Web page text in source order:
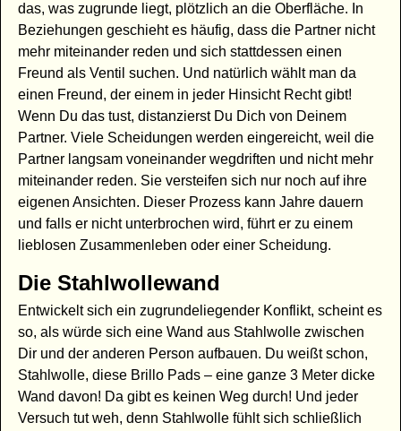
das, was zugrunde liegt, plötzlich an die Oberfläche. In
Beziehungen geschieht es häufig, dass die Partner nicht
mehr miteinander reden und sich stattdessen einen
Freund als Ventil suchen. Und natürlich wählt man da
einen Freund, der einem in jeder Hinsicht Recht gibt!
Wenn Du das tust, distanzierst Du Dich von Deinem
Partner. Viele Scheidungen werden eingereicht, weil die
Partner langsam voneinander wegdriften und nicht mehr
miteinander reden. Sie versteifen sich nur noch auf ihre
eigenen Ansichten. Dieser Prozess kann Jahre dauern
und falls er nicht unterbrochen wird, führt er zu einem
lieblosen Zusammenleben oder einer Scheidung.
Die Stahlwollewand
Entwickelt sich ein zugrundeliegender Konflikt, scheint es
so, als würde sich eine Wand aus Stahlwolle zwischen
Dir und der anderen Person aufbauen. Du weißt schon,
Stahlwolle, diese Brillo Pads – eine ganze 3 Meter dicke
Wand davon! Da gibt es keinen Weg durch! Und jeder
Versuch tut weh, denn Stahlwolle fühlt sich schließlich